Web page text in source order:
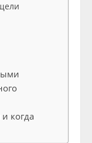
когда